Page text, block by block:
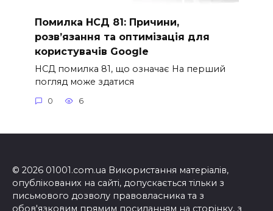
Помилка НСД 81: Причини,
розв’язання та оптимізація для
користувачів Google
НСД помилка 81, що означає На перший
погляд може здатися
0 6
© 2026 01001.com.ua Використання матеріалів,
опублікованих на сайті, допускається тільки з
письмового дозволу правовласника та з
обов'язковим прямим посиланням на сторінку, з